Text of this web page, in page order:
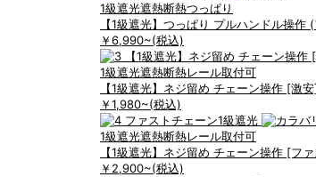
1級遮光遮熱断熱つっぱり
【1級遮光】つっぱり プルハンドル操作
￥6,990~(税込)
1級遮光遮熱断熱レール取付可
【1級遮光】ネジ留め チェーン操作 [激
￥1,980~(税込)
1級遮光遮熱断熱レール取付可
【1級遮光】ネジ留め チェーン操作 [フ
￥2,900~(税込)